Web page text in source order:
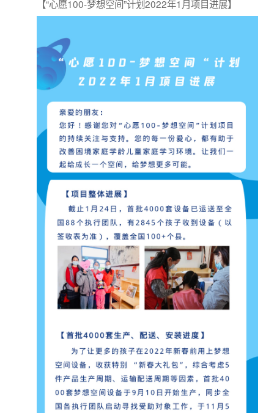
为了让大山里的困境少年有一处更加健康实用的独立学习环
境，“心愿100·梦想空间计划”通过大量调研论证，整合优质
资源力量介入研发设计，已打造出一套包含“五个一产品”的
【梦想空间计划】解决方案。
【梦想空间计划】产品构成
桌椅
学习桌椅；
台灯
【“心愿100-梦想空间”计划2022年1月项目进展】